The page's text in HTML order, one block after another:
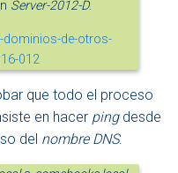
Server-2012-D.
que todo el proceso
en hacer pingdesde
del nombre DNS.